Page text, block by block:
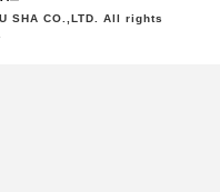
SHA CO.,LTD. All rights